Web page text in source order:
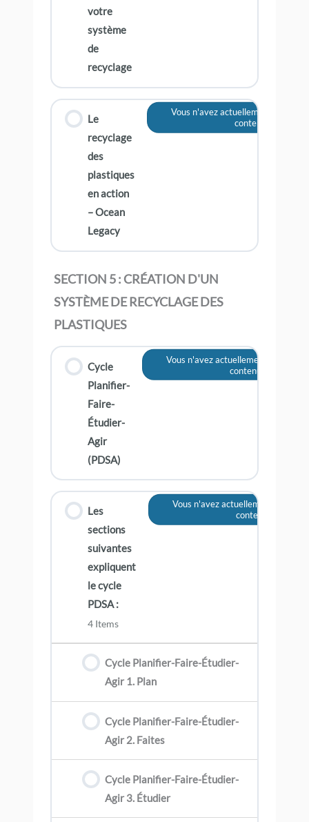
votre
système
de
recyclage
Le
recyclage
des
plastiques
en action
– Ocean
Legacy
Vous n'avez actuellement pas
contenu
SECTION 5 : CRÉATION D'UN
SYSTÈME DE RECYCLAGE DES
PLASTIQUES
Cycle
Planifier-
Faire-
Étudier-
Agir
(PDSA)
Vous n'avez actuellement pas accès
contenu
Les
sections
suivantes
expliquent
le cycle
PDSA :
4 Items
Vous n'avez actuellement pas
contenu
Cycle Planifier-Faire-Étudier-
Agir 1. Plan
Cycle Planifier-Faire-Étudier-
Agir 2. Faites
Cycle Planifier-Faire-Étudier-
Agir 3. Étudier